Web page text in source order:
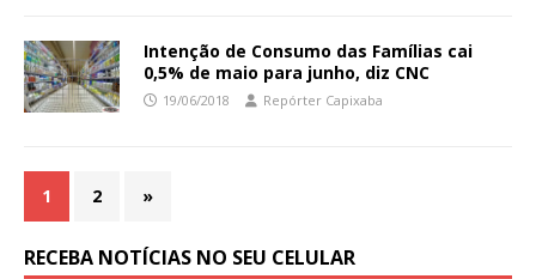
Intenção de Consumo das Famílias cai
0,5% de maio para junho, diz CNC
19/06/2018 Repórter Capixaba
1 2 »
RECEBA NOTÍCIAS NO SEU CELULAR